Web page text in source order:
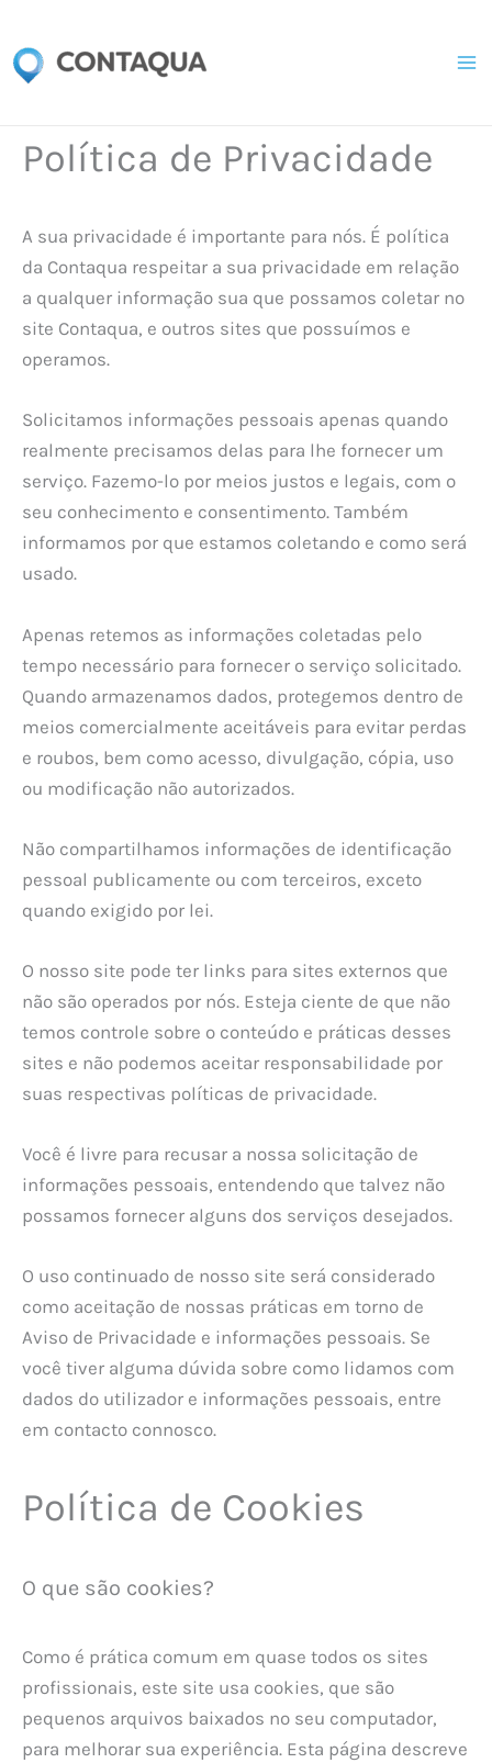
content
Política de Privacidade
A sua privacidade é importante para nós. É política
da Contaqua respeitar a sua privacidade em relação
a qualquer informação sua que possamos coletar no
site Contaqua, e outros sites que possuímos e
operamos.
Solicitamos informações pessoais apenas quando
realmente precisamos delas para lhe fornecer um
serviço. Fazemo-lo por meios justos e legais, com o
seu conhecimento e consentimento. Também
informamos por que estamos coletando e como será
usado.
Apenas retemos as informações coletadas pelo
tempo necessário para fornecer o serviço solicitado.
Quando armazenamos dados, protegemos dentro de
meios comercialmente aceitáveis ​​para evitar perdas
e roubos, bem como acesso, divulgação, cópia, uso
ou modificação não autorizados.
Não compartilhamos informações de identificação
pessoal publicamente ou com terceiros, exceto
quando exigido por lei.
O nosso site pode ter links para sites externos que
não são operados por nós. Esteja ciente de que não
temos controle sobre o conteúdo e práticas desses
sites e não podemos aceitar responsabilidade por
suas respectivas políticas de privacidade.
Você é livre para recusar a nossa solicitação de
informações pessoais, entendendo que talvez não
possamos fornecer alguns dos serviços desejados.
O uso continuado de nosso site será considerado
como aceitação de nossas práticas em torno de
Aviso de Privacidade e informações pessoais. Se
você tiver alguma dúvida sobre como lidamos com
dados do utilizador e informações pessoais, entre
em contacto connosco.
Política de Cookies
O que são cookies?
Como é prática comum em quase todos os sites
profissionais, este site usa cookies, que são
pequenos arquivos baixados no seu computador,
para melhorar sua experiência. Esta página descreve